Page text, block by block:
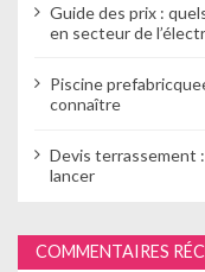
Guide des prix :
en secteur de
Piscine
connaître
Devis terrassement
lancer
COMMENTAIRES